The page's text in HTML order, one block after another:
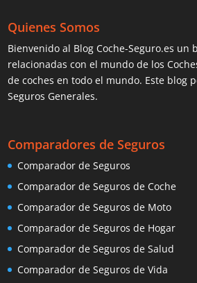
Quienes Somos
Bienvenido al Blog Coche-Seguro.es un
relacionadas con el mundo de los
de coches en todo el mundo. Este blog
Seguros Generales.
Comparadores de Seguros
Comparador de Seguros
Comparador de Seguros de Coche
Comparador de Seguros de Moto
Comparador de Seguros de Hogar
Comparador de Seguros de Salud
Comparador de Seguros de Vida